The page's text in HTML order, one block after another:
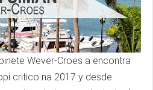
Wever-Croes a encontra
critico na 2017 y desde